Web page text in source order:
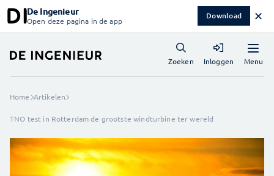
De Ingenieur
Open deze pagina in de app Download ✕
Menu
Zoeken Inloggen
Home Artikelen
TNO test in Rotterdam de grootste windturbine ter wereld